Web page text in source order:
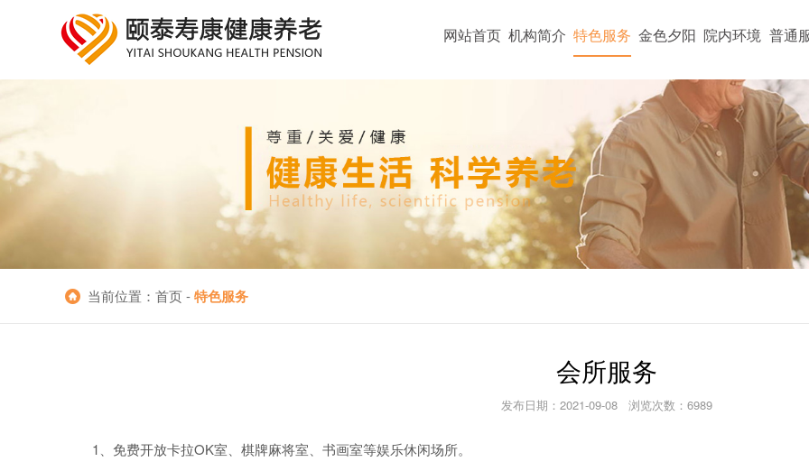
网站首页 机构简介 特色服务 金色夕阳 院内环境 普通
当前位置：首页 -特色服务
会所服务
发布日期：2021-09-08 浏览次数：6989
1、免费开放卡拉OK室、棋牌麻将室、书画室等娱乐休闲场所。